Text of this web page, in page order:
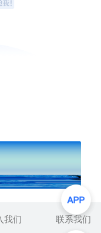
我们 联系我们